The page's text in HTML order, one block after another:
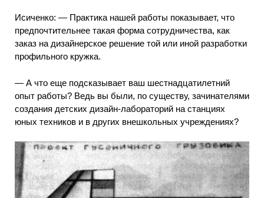
Исиченко: — Практика нашей работы показывает, что
предпочтительнее такая форма сотрудничества, как
заказ на дизайнерское решение той или иной разработки
профильного кружка.
— А что еще подсказывает ваш шестнадцатилетний
опыт работы? Ведь вы были, по существу, зачинателями
создания детских дизайн-лабораторий на станциях
юных техников и в других внешкольных учреждениях?